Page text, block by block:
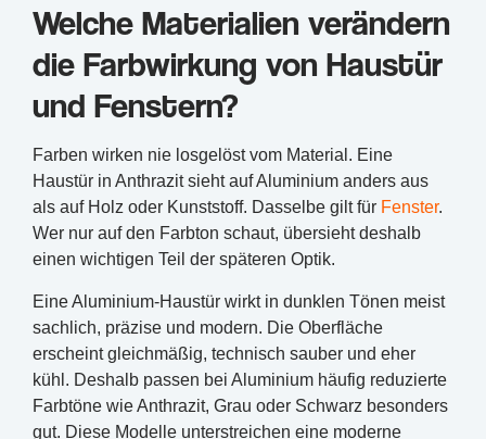
Welche Materialien verändern
die Farbwirkung von Haustür
und Fenstern?
Farben wirken nie losgelöst vom Material. Eine
Haustür in Anthrazit sieht auf Aluminium anders aus
als auf Holz oder Kunststoff. Dasselbe gilt für Fenster.
Wer nur auf den Farbton schaut, übersieht deshalb
einen wichtigen Teil der späteren Optik.
Eine Aluminium-Haustür wirkt in dunklen Tönen meist
sachlich, präzise und modern. Die Oberfläche
erscheint gleichmäßig, technisch sauber und eher
kühl. Deshalb passen bei Aluminium häufig reduzierte
Farbtöne wie Anthrazit, Grau oder Schwarz besonders
gut. Diese Modelle unterstreichen eine moderne